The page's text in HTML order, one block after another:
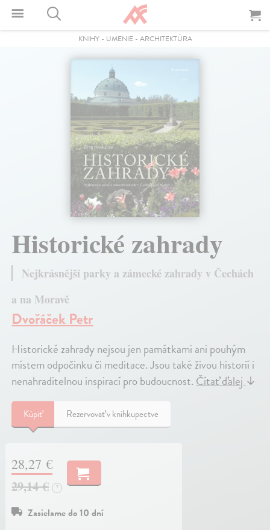
KNIHY- UMENIE- ARCHITEKTÚRA
Historické zahrady
Nejkrásnější parky a zámecké zahrady v Čechách
a na Moravě
Dvořáček Petr
Historické zahrady nejsou jen památkami ani pouhým
místem odpočinku či meditace. Jsou také živou historií i
nenahraditelnou inspirací pro budoucnost.Čítať ďalej↓
Kúpiť Rezervovať v kníhkupectve
28,27 €
29,14 €
?
Zasielame do 10 dní